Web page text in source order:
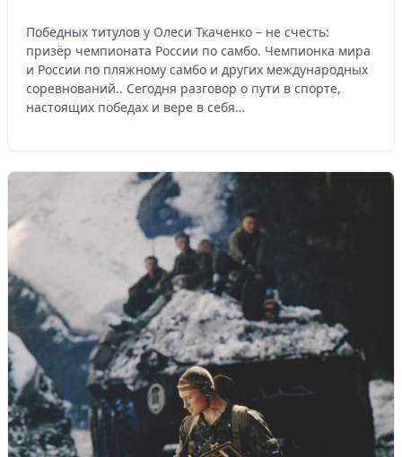
Победных титулов у Олеси Ткаченко – не счесть:
призёр чемпионата России по самбо. Чемпионка мира
и России по пляжному самбо и других международных
соревнований.. Сегодня разговор о пути в спорте,
настоящих победах и вере в себя…